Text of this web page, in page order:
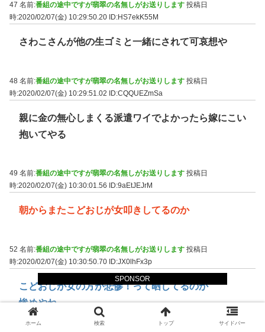
SPONSOR
47 名前:番組の途中ですが翡翠の名無しがお送りします 投稿日
時:2020/02/07(金) 10:29:50.20 ID:HS7ekK55M
さわこさんが他の生ゴミと一緒にされて可哀想や
48 名前:番組の途中ですが翡翠の名無しがお送りします 投稿日
時:2020/02/07(金) 10:29:51.02 ID:CQQUEZmSa
親に金の無心しまくる派遣ワイでよかったら嫁にこい
抱いてやる
49 名前:番組の途中ですが翡翠の名無しがお送りします 投稿日
時:2020/02/07(金) 10:30:01.56
ID:9aEtJEJrM
朝からまたこどおじが女叩きしてるのか
52 名前:番組の途中ですが翡翠の名無しがお送りします 投稿日
時:2020/02/07(金) 10:30:50.70 ID:JX0lhFx3p
こどおじが女の方が悲惨！って晒してるのか
惨めやね
どんだけ根に持っとるんや
ホーム 検索 トップ サイドバー